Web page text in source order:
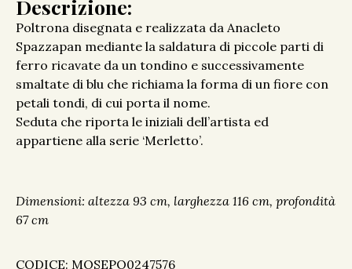
Descrizione:
Poltrona disegnata e realizzata da Anacleto
Spazzapan mediante la saldatura di piccole parti di
ferro ricavate da un tondino e successivamente
smaltate di blu che richiama la forma di un fiore con
petali tondi, di cui porta il nome.
Seduta che riporta le iniziali dell’artista ed
appartiene alla serie ‘Merletto’.
Dimensioni: altezza 93 cm, larghezza 116 cm, profondità
67 cm
CODICE: MOSEPO0247576